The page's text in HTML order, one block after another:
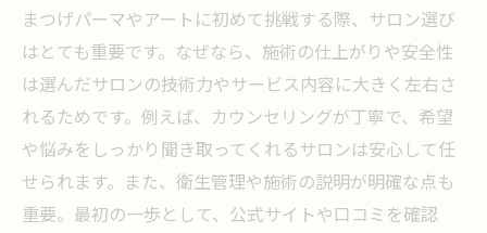
まつげパーマやアートに初めて挑戦する際、サロン選び
はとても重要です。なぜなら、施術の仕上がりや安全性
は選んだサロンの技術力やサービス内容に大きく左右さ
れるためです。例えば、カウンセリングが丁寧で、希望
や悩みをしっかり聞き取ってくれるサロンは安心して任
せられます。また、衛生管理や施術の説明が明確な点も
重要。最初の一歩として、公式サイトや口コミを確認